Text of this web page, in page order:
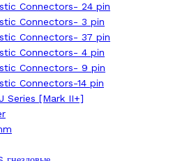
Connectors- 24 pin
Connectors- 3 pin
Connectors- 37 pin
Connectors- 4 pin
Connectors- 9 pin
Connectors-14 pin
Series [Mark II+]